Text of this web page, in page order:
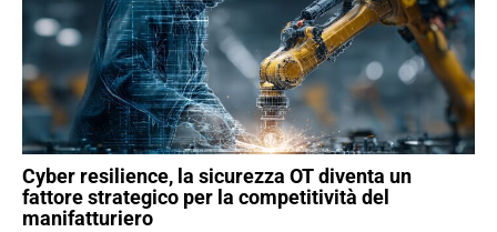
Cyber resilience, la sicurezza OT diventa un
fattore strategico per la competitività del
manifatturiero